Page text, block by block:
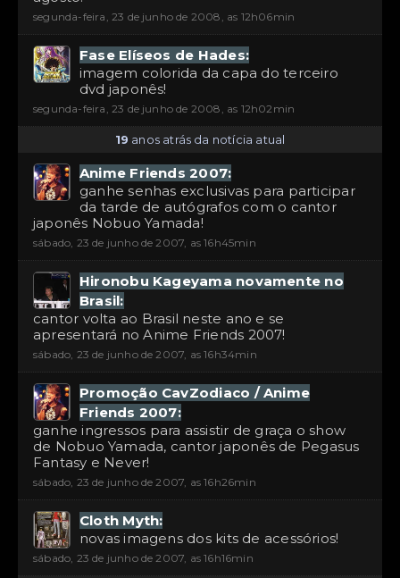
segunda-feira, 23 de junho de 2008, as 12h06min
Fase Elíseos de Hades:
imagem colorida da capa do terceiro
dvd japonês!
segunda-feira, 23 de junho de 2008, as 12h02min
19 anos atrás da notícia atual
Anime Friends 2007:
ganhe senhas exclusivas para participar
da tarde de autógrafos com o cantor
japonês Nobuo Yamada!
sábado, 23 de junho de 2007, as 16h45min
Hironobu Kageyama novamente no
Brasil:
cantor volta ao Brasil neste ano e se
apresentará no Anime Friends 2007!
sábado, 23 de junho de 2007, as 16h34min
Promoção CavZodiaco / Anime
Friends 2007:
ganhe ingressos para assistir de graça o show
de Nobuo Yamada, cantor japonês de Pegasus
Fantasy e Never!
sábado, 23 de junho de 2007, as 16h26min
Cloth Myth:
novas imagens dos kits de acessórios!
sábado, 23 de junho de 2007, as 16h16min